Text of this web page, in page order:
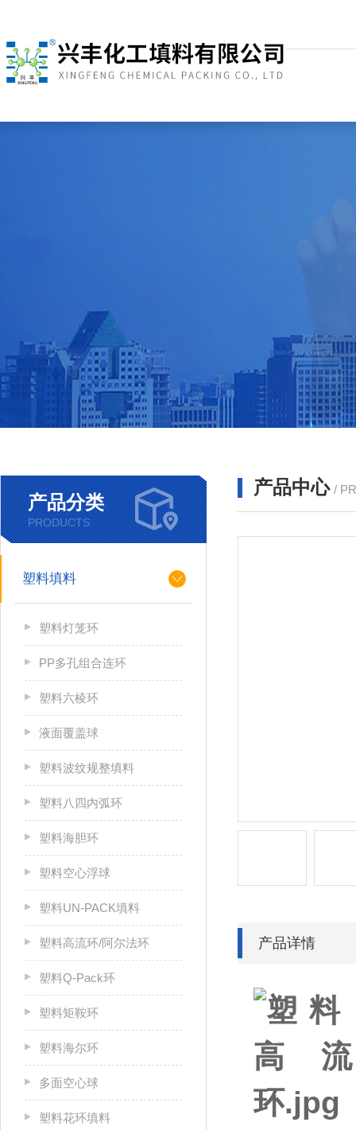
产品分类
PRODUCTS
塑料填料
塑料灯笼环
PP多孔组合连环
塑料六棱环
液面覆盖球
塑料波纹规整填料
塑料八四内弧环
塑料海胆环
塑料空心浮球
塑料UN-PACK填料
塑料高流环/阿尔法环
塑料Q-Pack环
塑料矩鞍环
塑料海尔环
多面空心球
塑料花环填料
产品中心 /
产品详情